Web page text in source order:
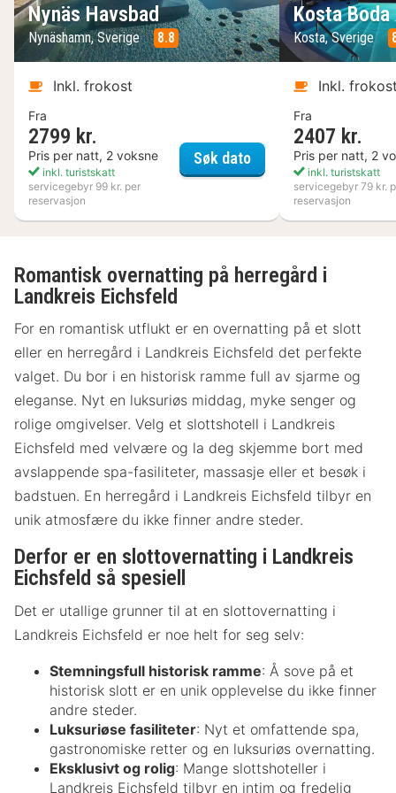
Nynäs Havsbad
Nynäshamn, Sverige 8.8
Inkl. frokost
Fra
2799 kr.
Pris per natt, 2 voksne
inkl. turistskatt
servicegebyr 99 kr. per
reservasjon
Søk datoNynäs Havsbad
Kosta
Kosta, Sverige
Inkl.
Fra
2407 kr.
Pris per natt, 2
inkl. turistskatt
servicegebyr 79 kr.
reservasjon
Romantisk overnatting på herregård i
Landkreis Eichsfeld
For en romantisk utflukt er en overnatting på et slott
eller en herregård i Landkreis Eichsfeld det perfekte
valget. Du bor i en historisk ramme full av sjarme og
eleganse. Nyt en luksuriøs middag, myke senger og
rolige omgivelser. Velg et slottshotell i Landkreis
Eichsfeld med velvære og la deg skjemme bort med
avslappende spa-fasiliteter, massasje eller et besøk i
badstuen. En herregård i Landkreis Eichsfeld tilbyr en
unik atmosfære du ikke finner andre steder.
Derfor er en slottovernatting i Landkreis
Eichsfeld så spesiell
Det er utallige grunner til at en slottovernatting i
Landkreis Eichsfeld er noe helt for seg selv:
Stemningsfull historisk ramme: Å sove på et
historisk slott er en unik opplevelse du ikke finner
andre steder.
Luksuriøse fasiliteter: Nyt et omfattende spa,
gastronomiske retter og en luksuriøs overnatting.
Eksklusivt og rolig: Mange slottshoteller i
Landkreis Eichsfeld tilbyr en intim og fredelig